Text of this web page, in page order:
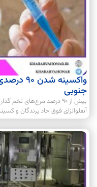
جنوبی
بیش از ۹۰ درصد مرغ‌های
آنفلوانزای فوق حاد پرندگان